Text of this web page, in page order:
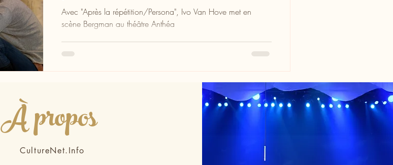
Avec "Après la répétition/Persona", Ivo Van Hove met en
scène Bergman au théâtre Anthéa
À propos
CultureNet.Info